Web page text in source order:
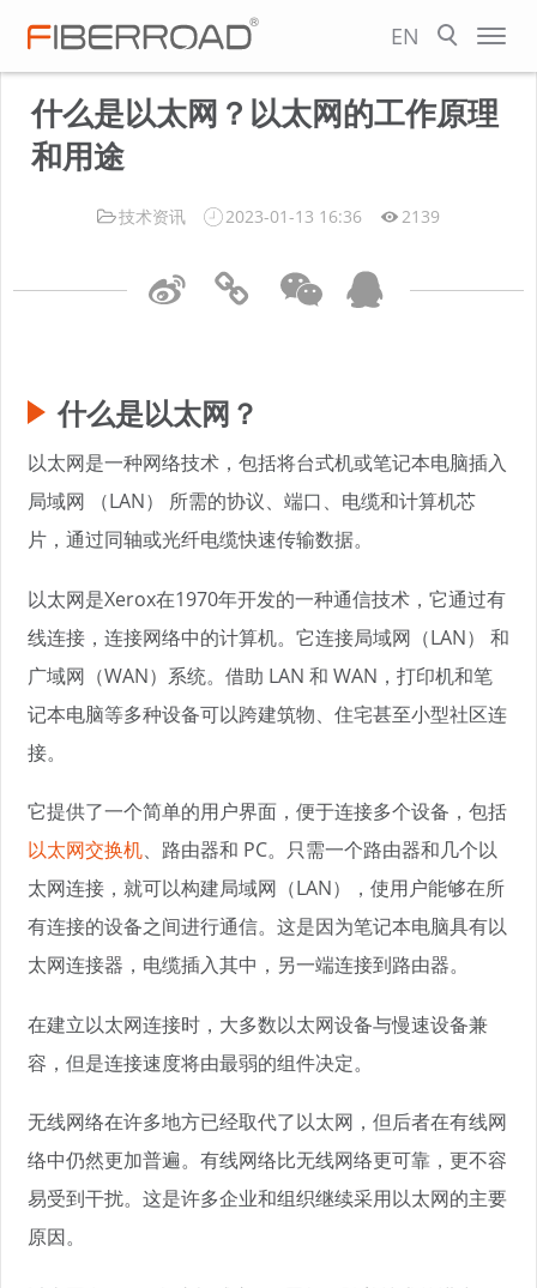
EN
什么是以太网？以太网的工作原理
和用途
技术资讯 2023-01-13 16:36 2139
什么是以太网？
以太网是一种网络技术，包括将台式机或笔记本电脑插入
局域网 （LAN） 所需的协议、端口、电缆和计算机芯
片，通过同轴或光纤电缆快速传输数据。
以太网是Xerox在1970年开发的一种通信技术，它通过有
线连接，连接网络中的计算机。它连接局域网（LAN） 和
广域网（WAN）系统。借助 LAN 和 WAN，打印机和笔
记本电脑等多种设备可以跨建筑物、住宅甚至小型社区连
接。
它提供了一个简单的用户界面，便于连接多个设备，包括
以太网交换机、路由器和 PC。只需一个路由器和几个以
太网连接，就可以构建局域网（LAN），使用户能够在所
有连接的设备之间进行通信。这是因为笔记本电脑具有以
太网连接器，电缆插入其中，另一端连接到路由器。
在建立以太网连接时，大多数以太网设备与慢速设备兼
容，但是连接速度将由最弱的组件决定。
无线网络在许多地方已经取代了以太网，但后者在有线网
络中仍然更加普遍。有线网络比无线网络更可靠，更不容
易受到干扰。这是许多企业和组织继续采用以太网的主要
原因。